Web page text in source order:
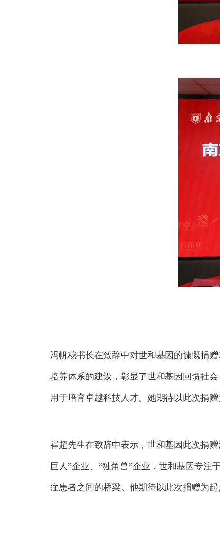
冯帆秘书长在致辞中对世和基因的慷慨捐
培养体系的建设，彰显了世和基因回馈社
用于培育卓越科技人才。她期待以此次捐
崔超先生在致辞中表示，世和基因此次捐
巨人”企业、“独角兽”企业，世和基因专
症患者之间的桥梁。他期待以此次捐赠为